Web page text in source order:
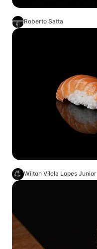
Roberto Satta
Wilton Vilela Lopes Junior